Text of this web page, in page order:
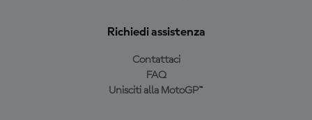
Richiedi assistenza
Contattaci
FAQ
Unisciti alla MotoGP™